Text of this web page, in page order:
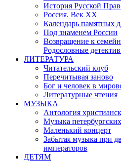
История Русской
Россия. Век ХХ
Календарь памятных
Под знаменем России
Возвращение к
Родословные
ЛИТЕРАТУРА
Читательский клуб
Перечитывая заново
Бог и человек в
Литературные чтения
МУЗЫКА
Антология
Музыка
Маленький концерт
Забытая музыка при
императоров
ДЕТЯМ